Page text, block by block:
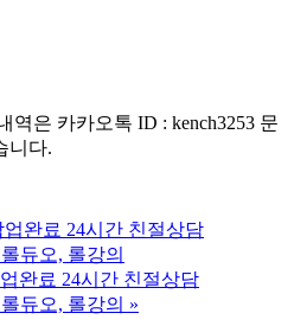
역은 카카오톡 ID : kench3253 문
니다.
업완료 24시간 친절상담
듀오, 롤강의
완료 24시간 친절상담
듀오, 롤강의 »